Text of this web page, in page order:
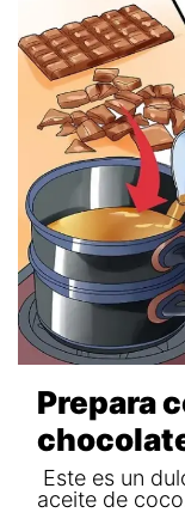
Prepara
Este es un
aceite de